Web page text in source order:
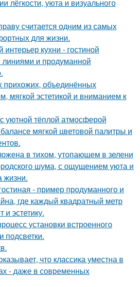
лёгкости, уюта и визуального
считается одним из самых
для жизни.
кухни - гостиной
линиями и продуманной
прихожих, объединённых
мягкой эстетикой и вниманием к
уютной тёплой атмосферой
мягкой цветовой палитры и
в тихом, утопающем в зелени
шума, с ощущением уюта и
жизни.
- пример продуманного и
где каждый квадратный метр
и эстетику.
установки встроенного
подсветки.
что классика уместна в
- даже в современных